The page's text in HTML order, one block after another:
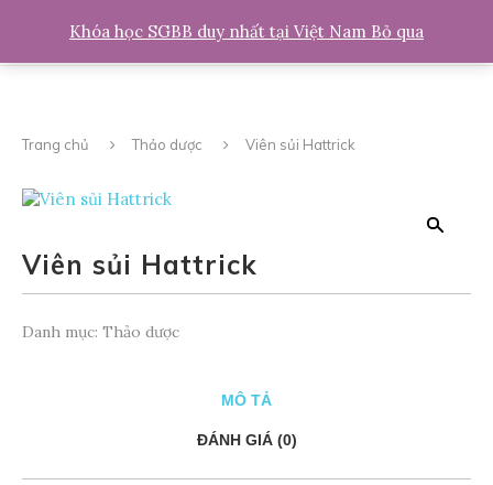
Trang chủ Thảo dược Viên sủi Hattrick
Viên sủi Hattrick
Danh mục: Thảo dược
MÔ TẢ
ĐÁNH GIÁ (0)
Khóa học SGBB duy nhất tại Việt Nam Bỏ qua